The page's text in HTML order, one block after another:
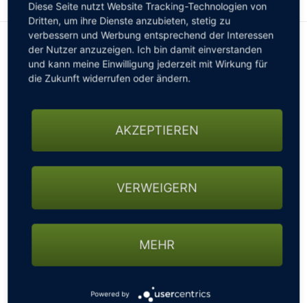
3-TAGE GOLF-ARRANGEMENT "BADISCHE GOLFZEIT"
Waldhotel Grüner Baum
Unser 3-Tage Golf-Arrangement "Badische GolfZeit" mit
folgenden Leistungen: 3 Übernachtungen mit Frühstück,
2 Verwöhnwahlmenüs mit 4 Gängen, 1 Galamenü mit 5
Gängen, 2 Golfer-Lunchpakete ... Arrangementpreis pro
Person: ab 507,00 Euro im Doppelzimmer
Diese Seite nutzt Website Tracking-Technologien von
Dritten, um ihre Dienste anzubieten, stetig zu
verbessern und Werbung entsprechend der Interessen
der Nutzer anzuzeigen. Ich bin damit einverstanden
und kann meine Einwilligung jederzeit mit Wirkung für
die Zukunft widerrufen oder ändern.
AKZEPTIEREN
VERWEIGERN
MEHR
Powered by